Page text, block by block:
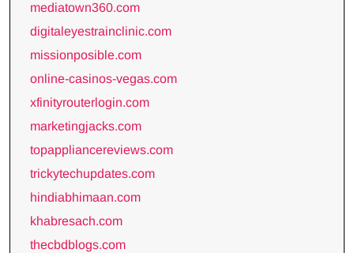
mediatown360.com
digitaleyestrainclinic.com
missionposible.com
online-casinos-vegas.com
xfinityrouterlogin.com
marketingjacks.com
topappliancereviews.com
trickytechupdates.com
hindiabhimaan.com
khabresach.com
thecbdblogs.com